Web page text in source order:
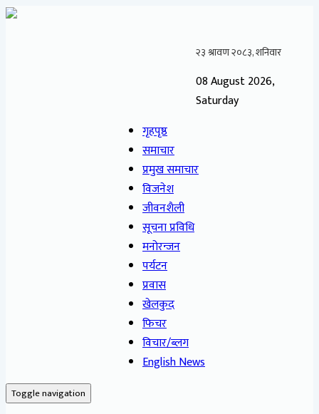
08 August 2026,
Saturday
गृहपृष्ठ
समाचार
प्रमुख समाचार
विजनेश
जीवनशैली
सूचना प्रविधि
मनोरन्जन
पर्यटन
प्रवास
खेलकुद
फिचर
विचार/ब्लग
English News
Toggle navigation